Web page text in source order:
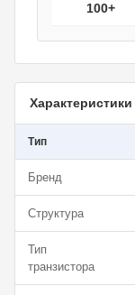
100+
Характеристики
Тип
Бренд
Структура
Тип
транзистора